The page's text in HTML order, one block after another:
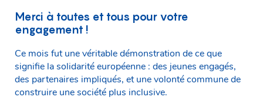
Merci à toutes et tous pour votre
engagement !
Ce mois fut une véritable démonstration de ce que
signifie la solidarité européenne : des jeunes engagés,
des partenaires impliqués, et une volonté commune de
construire une société plus inclusive.